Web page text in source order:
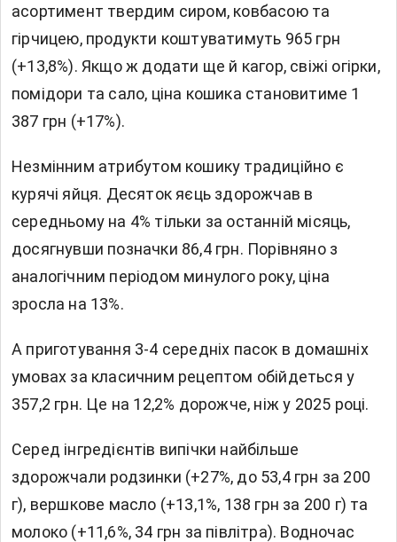
асортимент твердим сиром, ковбасою та
гірчицею, продукти коштуватимуть 965 грн
(+13,8%). Якщо ж додати ще й кагор, свіжі огірки,
помідори та сало, ціна кошика становитиме 1
387 грн (+17%).
Незмінним атрибутом кошику традиційно є
курячі яйця. Десяток яєць здорожчав в
середньому на 4% тільки за останній місяць,
досягнувши позначки 86,4 грн. Порівняно з
аналогічним періодом минулого року, ціна
зросла на 13%.
А приготування 3-4 середніх пасок в домашніх
умовах за класичним рецептом обійдеться у
357,2 грн. Це на 12,2% дорожче, ніж у 2025 році.
Серед інгредієнтів випічки найбільше
здорожчали родзинки (+27%, до 53,4 грн за 200
г), вершкове масло (+13,1%, 138 грн за 200 г) та
молоко (+11,6%, 34 грн за півлітра). Водночас